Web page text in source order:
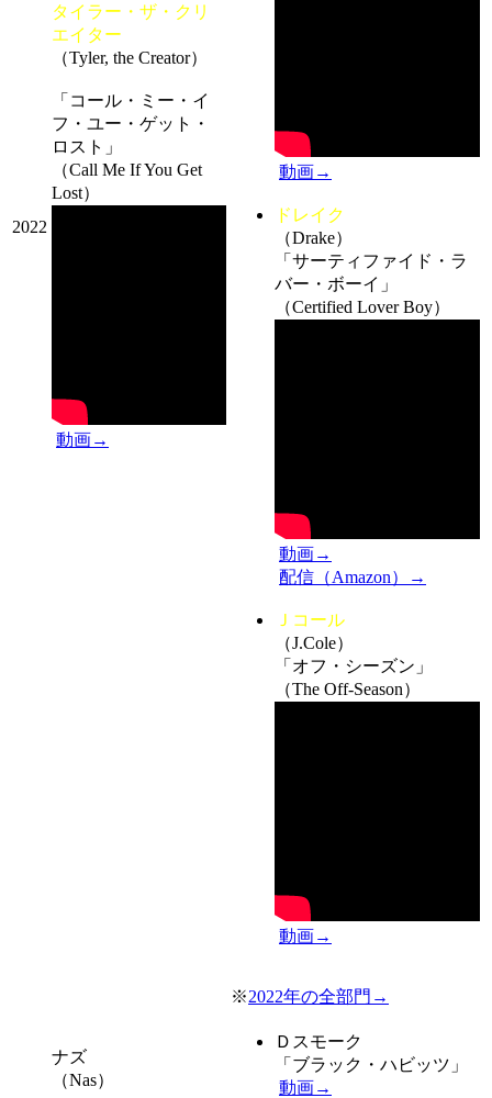
2022
タイラー・ザ・クリ
エイター
（Tyler, the Creator）
「コール・ミー・イ
フ・ユー・ゲット・
ロスト」
（Call Me If You Get
Lost）
動画→
動画→
ドレイク
（Drake）
「サーティファイド・ラ
バー・ボーイ」
（Certified Lover Boy）
動画→
配信（Amazon）→
Ｊコール
（J.Cole）
「オフ・シーズン」
（The Off-Season）
動画→
※2022年の全部門→
ナズ
（Nas）
Ｄスモーク
「ブラック・ハビッツ」
動画→